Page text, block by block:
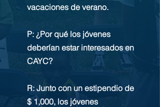
vacaciones de verano.
P: ¿Por qué los jóvenes
deberían estar interesados en
CAYC?
R: Junto con un estipendio de
$ 1,000, los jóvenes